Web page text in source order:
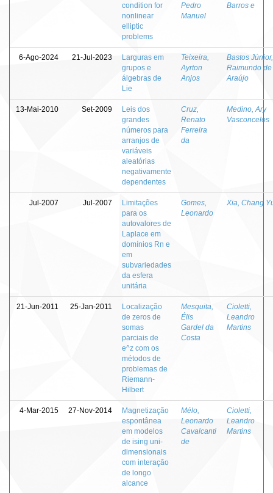
condition for
nonlinear
elliptic
problems
Pedro
Manuel
Barros e
6-Ago-2024 21-Jul-2023
Larguras em
grupos e
álgebras de
Lie
Teixeira,
Ayrton
Anjos
Bastos Júnior,
Raimundo de
Araújo
13-Mai-2010 Set-2009
Leis dos
grandes
números para
arranjos de
variáveis
aleatórias
negativamente
dependentes
Cruz,
Renato
Ferreira
da
Medino, Ary
Vasconcelos
Jul-2007 Jul-2007
Limitações
para os
autovalores de
Laplace em
domínios Rn e
em
subvariedades
da esfera
unitária
Gomes,
Leonardo
Xia, Chang
21-Jun-2011 25-Jan-2011
Localização
de zeros de
somas
parciais de
e^z com os
métodos de
problemas de
Riemann-
Hilbert
Mesquita,
Élis
Gardel da
Costa
Cioletti,
Leandro
Martins
4-Mar-2015 27-Nov-2014
Magnetização
espontânea
em modelos
de ising uni-
dimensionais
com interação
de longo
alcance
Mélo,
Leonardo
Cavalcanti
de
Cioletti,
Leandro
Martins